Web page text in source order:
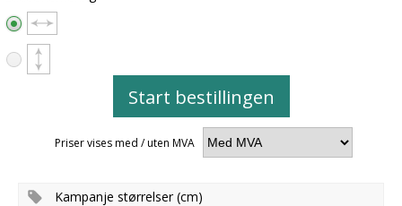
Start bestillingen
Priser vises med / uten MVA
Kampanje størrelser (cm)